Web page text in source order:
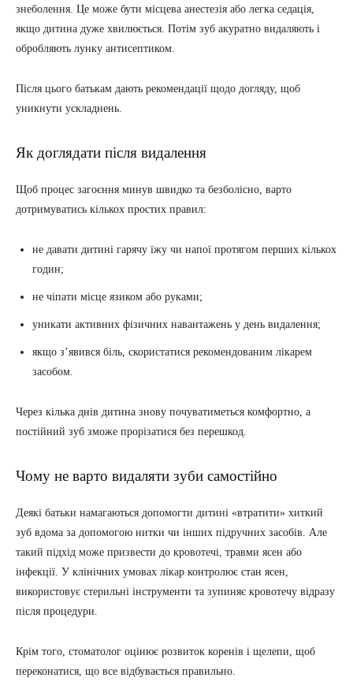
знеболення. Це може бути місцева анестезія або легка седація,
якщо дитина дуже хвилюється. Потім зуб акуратно видаляють і
обробляють лунку антисептиком.
Після цього батькам дають рекомендації щодо догляду, щоб
уникнути ускладнень.
Як доглядати після видалення
Щоб процес загоєння минув швидко та безболісно, варто
дотримуватись кількох простих правил:
не давати дитині гарячу їжу чи напої протягом перших кількох
годин;
не чіпати місце язиком або руками;
уникати активних фізичних навантажень у день видалення;
якщо з’явився біль, скористатися рекомендованим лікарем
засобом.
Через кілька днів дитина знову почуватиметься комфортно, а
постійний зуб зможе прорізатися без перешкод.
Чому не варто видаляти зуби самостійно
Деякі батьки намагаються допомогти дитині «втратити» хиткий
зуб вдома за допомогою нитки чи інших підручних засобів. Але
такий підхід може призвести до кровотечі, травми ясен або
інфекції. У клінічних умовах лікар контролює стан ясен,
використовує стерильні інструменти та зупиняє кровотечу відразу
після процедури.
Крім того, стоматолог оцінює розвиток коренів і щелепи, щоб
переконатися, що все відбувається правильно.